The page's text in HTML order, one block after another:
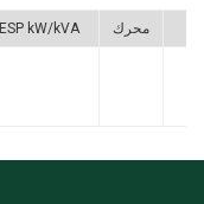
ESP kW/kVA محرك